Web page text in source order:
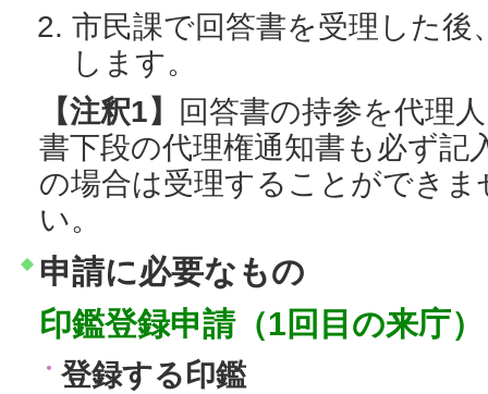
市民課で回答書を受理した後
します。
【注釈1】
回答書の持参を代理
書下段の代理権通知書も必ず記
の場合は受理することができ
い。
申請に必要なもの
印鑑登録申請（1回目の来庁）
登録する印鑑